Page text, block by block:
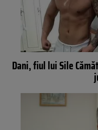
Dani, fiul lui Sile